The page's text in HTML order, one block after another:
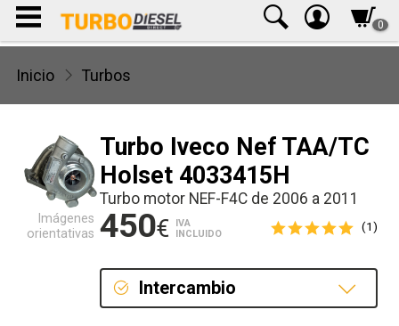
0
Inicio Turbos
Turbo Iveco Nef TAA/TC
Holset 4033415H
Turbo motor NEF-F4C de 2006 a 2011
450€
IVA
INCLUIDO
(1)
Intercambio
Imágenes
orientativas